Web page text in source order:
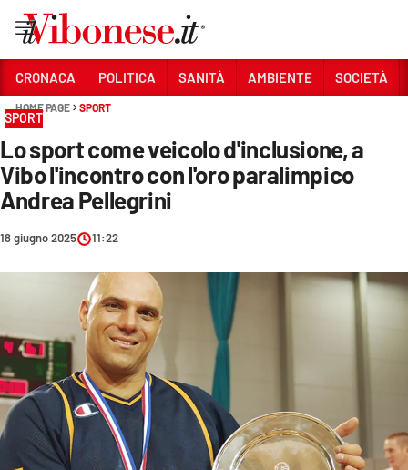
Sezioni
CRONACA
POLITICA
CULTURA
ECONOMIA E LAVORO
EVENTI
SPORT
CRONACA POLITICA SANITÀ AMBIENTE SOCIETÀ
HOME PAGE SPORT
SPORT
Lo sport come veicolo d'inclusione, a
Vibo l'incontro con l'oro paralimpico
Andrea Pellegrini
18 giugno 2025 11:22